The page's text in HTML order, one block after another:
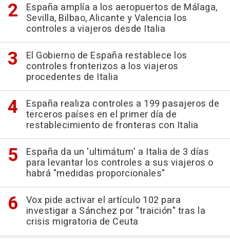
España amplía a los aeropuertos de Málaga,
Sevilla, Bilbao, Alicante y Valencia los
controles a viajeros desde Italia
El Gobierno de España restablece los
controles fronterizos a los viajeros
procedentes de Italia
España realiza controles a 199 pasajeros de
terceros países en el primer día de
restablecimiento de fronteras con Italia
España da un 'ultimátum' a Italia de 3 días
para levantar los controles a sus viajeros o
habrá "medidas proporcionales"
Vox pide activar el artículo 102 para
investigar a Sánchez por "traición" tras la
crisis migratoria de Ceuta